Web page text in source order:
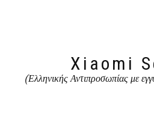
Xiaomi
(Ελληνικής Αντιπροσωπίας με